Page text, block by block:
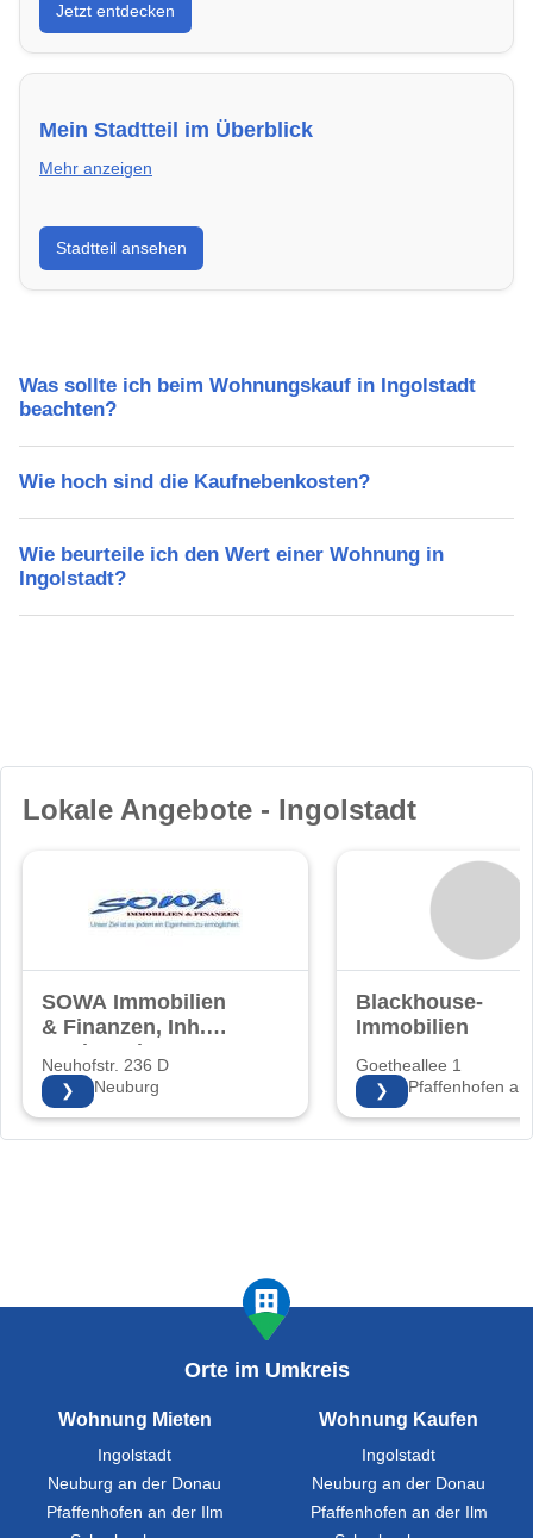
energieeffizient und sofort bezugsfertig.
Jetzt entdecken
Mein Stadtteil im Überblick
Mehr anzeigen
Erfahre mehr über deinen Stadtteil in Ingolstadt:
Lebensqualität, Verkehrsanbindung, Schulen,
Freizeitmöglichkeiten und Mietpreise.
Stadtteil ansehen
Was sollte ich beim Wohnungskauf in Ingolstadt
beachten?
Wie hoch sind die Kaufnebenkosten?
Wie beurteile ich den Wert einer Wohnung in
Ingolstadt?
Lokale Angebote - Ingolstadt
SOWA Immobilien
& Finanzen, Inh.
Sonja Walter
Neuhofstr. 236 D
86633 Neuburg
❯
Blackhouse-
Immobilien
Goetheallee 1
85276 Pfaffenhofen an
❯
Orte im Umkreis
Wohnung Mieten
Ingolstadt
Neuburg an der Donau
Pfaffenhofen an der Ilm
Wohnung Kaufen
Ingolstadt
Neuburg an der Donau
Pfaffenhofen an der Ilm